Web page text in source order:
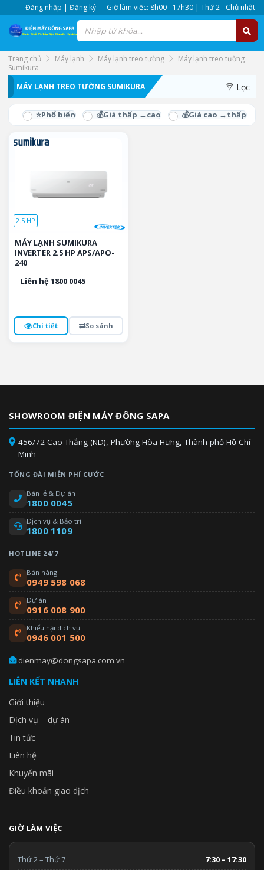
Đăng nhập | Đăng ký Giờ làm việc: 8h00 - 17h30 | Thứ 2 - Chủ nhật
Trang chủ Máy lạnh Máy lạnh treo tường
Máy lạnh treo tường
Sumikura
Mua máy lạnh treo tường Sumikura giá rẻ, đổi trả trong 30 ngày
khi có lỗi. Miễn phí giao hàng, bảo hành lắp đặt máy lạnh treo
tường Sumikura trong 6 tháng.
MÁY LẠNH TREO TƯỜNG SUMIKURA Lọc
2.5 HP
MÁY LẠNH SUMIKURA
INVERTER 2.5 HP APS/APO-
240
Liên hệ 1800 0045
Chi tiết So sánh
SHOWROOM ĐIỆN MÁY ĐÔNG SAPA
456/72 Cao Thắng (ND), Phường Hòa Hưng, Thành phố Hồ Chí
Minh
TỔNG ĐÀI MIỄN PHÍ CƯỚC
Bán lẻ & Dự án
1800 0045
Dịch vụ & Bảo trì
1800 1109
HOTLINE 24/7
Bán hàng
0949 598 068
Dự án
0916 008 900
Khiếu nại dịch vụ
0946 001 500
dienmay@dongsapa.com.vn
LIÊN KẾT NHANH
Giới thiệu
Dịch vụ – dự án
Tin tức
Liên hệ
Khuyến mãi
Điều khoản giao dịch
GIỜ LÀM VIỆC
Thứ 2 – Thứ 7
7:30 – 17:30